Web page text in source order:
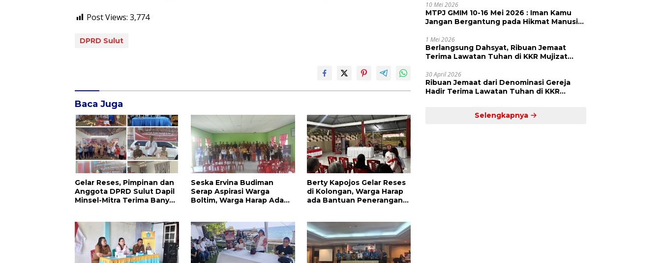
Post Views: 3,774
DPRD Sulut
Baca Juga
Gelar Reses, Pimpinan dan
Anggota DPRD Sulut Dapil
Minsel-Mitra Terima Banyak
Seska Ervina Budiman
Serap Aspirasi Warga
Boltim, Warga Harap Ada
Berty Kapojos Gelar Reses
di Kolongan, Warga Harap
ada Bantuan Penerangan
dan Pengingat
10 Mei 2026
MTPJ GMIM 10-16 Mei 2026 : Iman Kamu
Jangan Bergantung pada Hikmat Manusia,
1 Mei 2026
Berlangsung Dahsyat, Ribuan Jemaat
Terima Lawatan Tuhan di KKR Mujizat
30 April 2026
Ribuan Jemaat dari Denominasi Gereja
Hadir Terima Lawatan Tuhan di KKR
Selengkapnya